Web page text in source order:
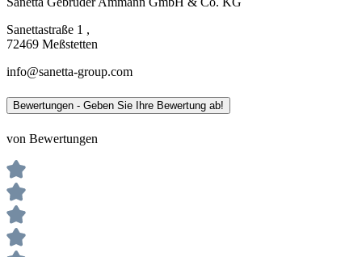
Sanettastraße 1 ,
72469 Meßstetten
info@sanetta-group.com
Bewertungen - Geben Sie Ihre Bewertung ab!
von Bewertungen